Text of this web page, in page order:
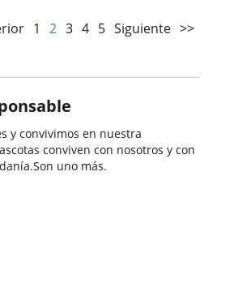
1 2 3 4 5 Siguiente >>
y convivimos en nuestra
conviven con nosotros y con
uno más.